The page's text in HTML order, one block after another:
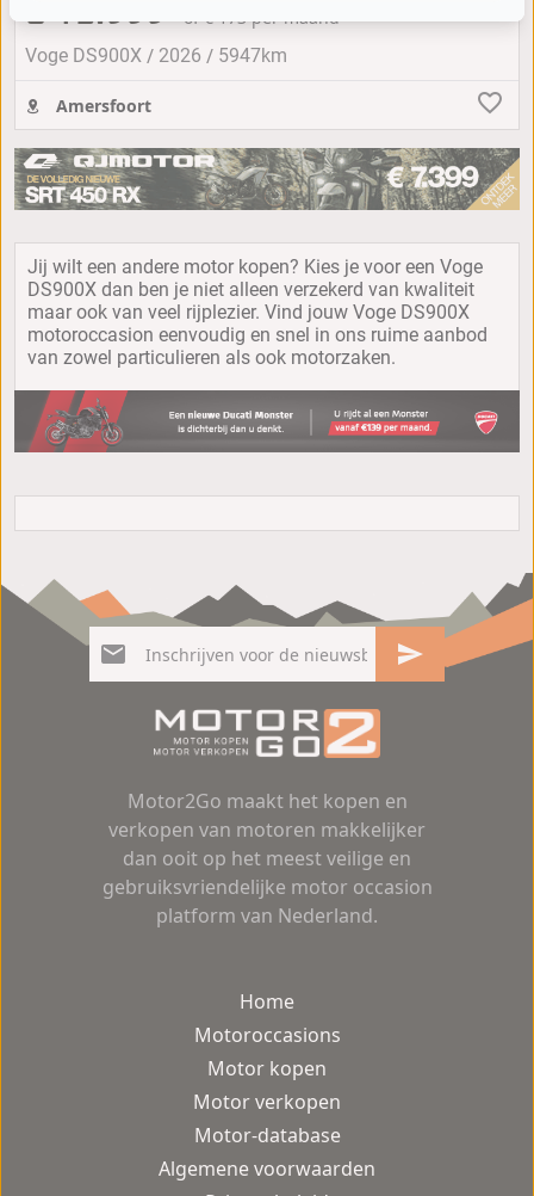
€ 12.999 of € 173 per maand
Voge DS900X / 2026 / 5947km
Amersfoort
Jij wilt een andere motor kopen? Kies je voor een Voge
DS900X dan ben je niet alleen verzekerd van kwaliteit
maar ook van veel rijplezier. Vind jouw Voge DS900X
motoroccasion eenvoudig en snel in ons ruime aanbod
van zowel particulieren als ook motorzaken.
Motor2Go maakt het kopen en
verkopen van motoren makkelijker
dan ooit op het meest veilige en
gebruiksvriendelijke motor occasion
platform van Nederland.
Home
Motoroccasions
Motor kopen
Motor verkopen
Motor-database
Algemene voorwaarden